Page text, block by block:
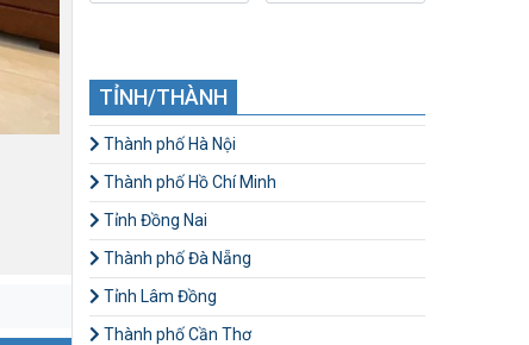
TỈNH/THÀNH
Thành phố Hà Nội
Thành phố Hồ Chí Minh
Tỉnh Đồng Nai
Thành phố Đà Nẵng
Tỉnh Lâm Đồng
Thành phố Cần Thơ